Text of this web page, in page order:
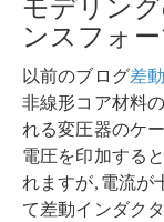
ンスフォ
以前のブログ差
非線形コア材料
れる変圧器のケ
電圧を印加する
れますが, 電流が
て差動インダク